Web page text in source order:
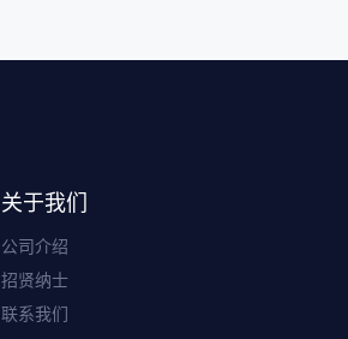
关于我们
公司介绍
招贤纳士
联系我们